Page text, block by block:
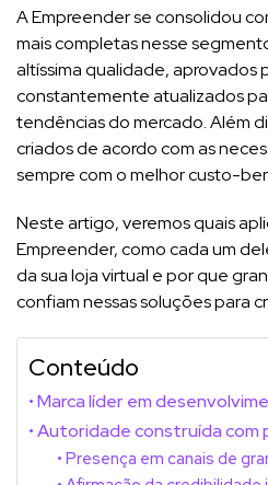
A Empreender se consolidou
mais completas nesse
altíssima qualidade, aprovados
constantemente atualizados
tendências do mercado. Além
criados de acordo com as
sempre com o melhor custo-
Neste artigo, veremos quais
Empreender, como cada um
da sua loja virtual e por que
confiam nessas soluções para
Conteúdo
Marca líder em
Autoridade construída com
Presença em canais de